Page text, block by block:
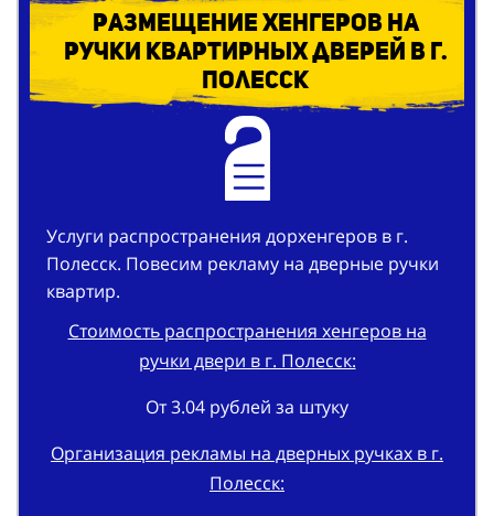
Размещение хенгеров на
ручки квартирных дверей в г.
Полесск
Услуги распространения дорхенгеров в г.
Полесск. Повесим рекламу на дверные ручки
квартир.
Стоимость распространения хенгеров на
ручки двери в г. Полесск:
От 3.04 рублей за штуку
Организация рекламы на дверных ручках в г.
Полесск: